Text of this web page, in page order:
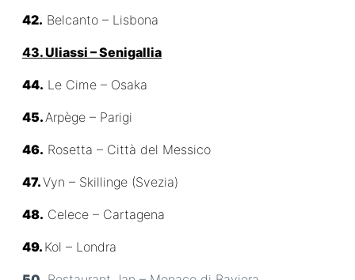
42. Belcanto – Lisbona
43. Uliassi – Senigallia
44. Le Cime – Osaka
45. Arpège – Parigi
46. Rosetta – Città del Messico
47.Vyn – Skillinge (Svezia)
48. Celece – Cartagena
49. Kol – Londra